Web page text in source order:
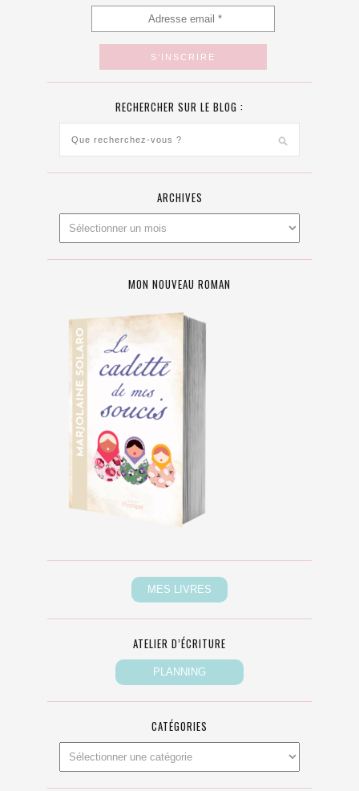
RECHERCHER SUR LE BLOG :
ARCHIVES
MON NOUVEAU ROMAN
ATELIER D’ÉCRITURE
CATÉGORIES